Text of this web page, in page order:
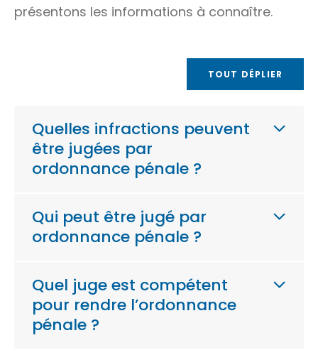
présentons les informations à connaître.
TOUT DÉPLIER
Quelles infractions peuvent
être jugées par
ordonnance pénale ?
Qui peut être jugé par
ordonnance pénale ?
Quel juge est compétent
pour rendre l’ordonnance
pénale ?